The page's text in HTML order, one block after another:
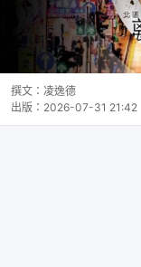
撰文： 凌逸德
出版： 2026-07-31 21:42